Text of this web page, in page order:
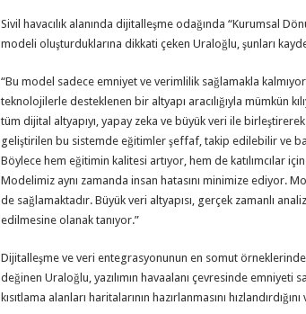
Sivil havacılık alanında dijitalleşme odağında “Kurumsal
modeli oluşturduklarına dikkati çeken Uraloğlu, şunları
“Bu model sadece emniyet ve verimlilik sağlamakla
teknolojilerle desteklenen bir altyapı aracılığıyla mümkün
tüm dijital altyapıyı, yapay zeka ve büyük veri ile
geliştirilen bu sistemde eğitimler şeffaf, takip edilebilir ve
Böylece hem eğitimin kalitesi artıyor, hem de katılımcılar
Modelimiz aynı zamanda insan hatasını minimize ediyor.
de sağlamaktadır. Büyük veri altyapısı, gerçek zamanlı
edilmesine olanak tanıyor.”
Dijitalleşme ve veri entegrasyonunun en somut
değinen Uraloğlu, yazılımın havaalanı çevresinde emniyeti
kısıtlama alanları haritalarının hazırlanmasını